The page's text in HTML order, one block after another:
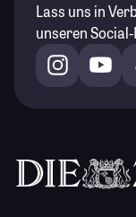
Lass uns in
unseren